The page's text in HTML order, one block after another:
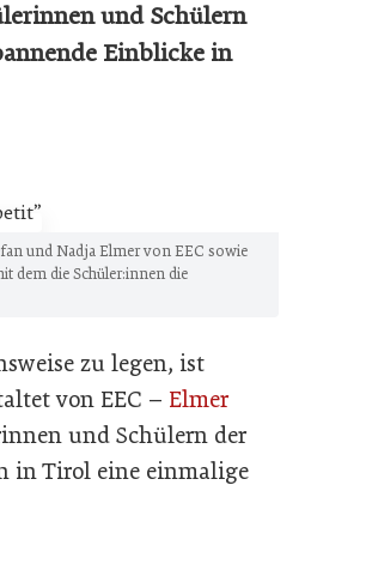
und Schülern
Einblicke in
und Nadja Elmer von EEC sowie
dem die Schüler:innen die
zu legen, ist
von EEC – Elmer
und Schülern der
in Tirol eine einmalige